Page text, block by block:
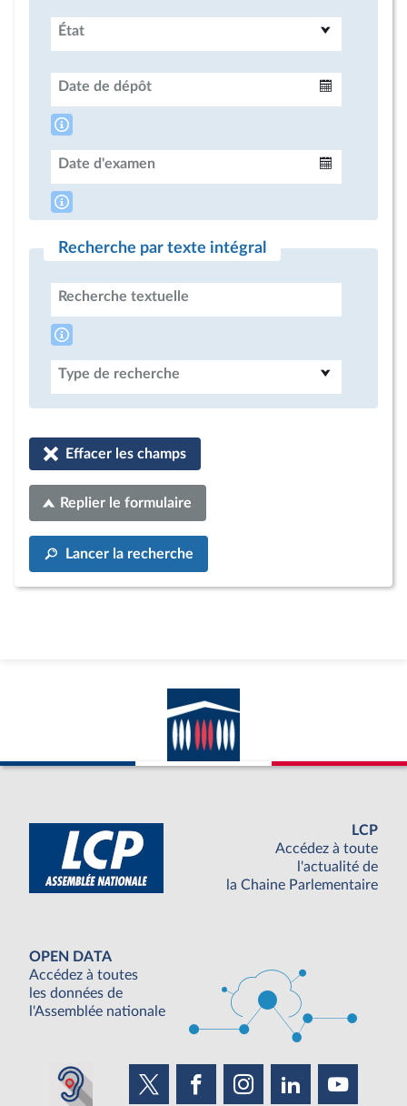
État
Date de dépôt
Date d'examen
Recherche par texte intégral
Recherche textuelle
Type de recherche
Effacer les champs
Replier le formulaire
Lancer la recherche
LCP
Accédez à toute
l'actualité de
la Chaine Parlementaire
OPEN DATA
Accédez à toutes
les données de
l'Assemblée nationale